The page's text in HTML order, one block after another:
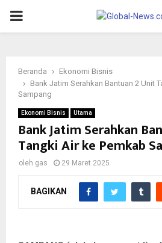
PRIMARY
Beranda
Ekonomi Bisnis
Bank Jatim Serahkan Bantuan 2 Unit
Sampang
Ekonomi Bisnis Utama
Bank Jatim Serahkan
Tangki Air ke Pemkab
oleh gas 29 Maret 2025
BAGIKAN
Penyerahan secara simbolis